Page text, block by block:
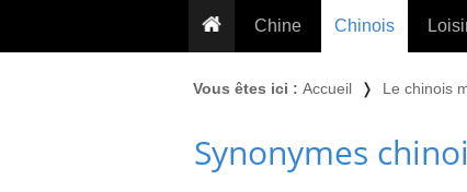
Chine
Conseils voyageurs
Chinois
Grammaire
Vous êtes ici : Accueil ❭ Le chinois
Synonymes